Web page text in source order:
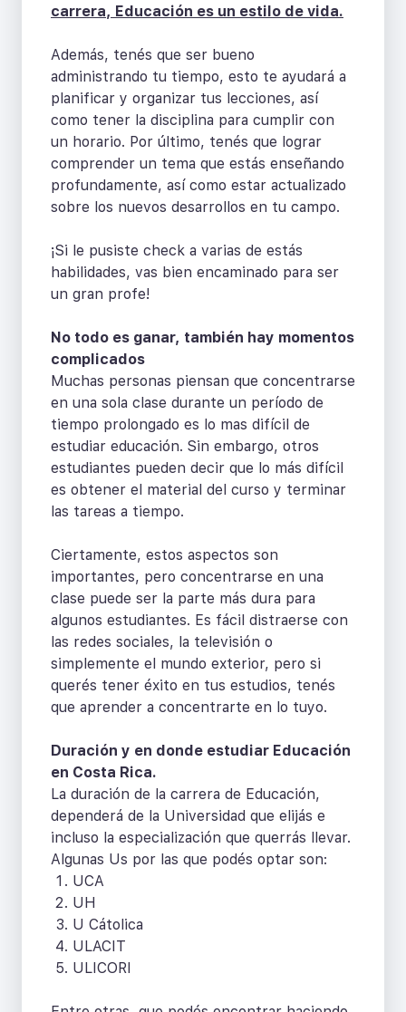
carrera, Educación es un estilo de vida.
Además, tenés que ser bueno
administrando tu tiempo, esto te ayudará a
planificar y organizar tus lecciones, así
como tener la disciplina para cumplir con
un horario. Por último, tenés que lograr
comprender un tema que estás enseñando
profundamente, así como estar actualizado
sobre los nuevos desarrollos en tu campo.
¡Si le pusiste check a varias de estás
habilidades, vas bien encaminado para ser
un gran profe!
No todo es ganar, también hay momentos
complicados
Muchas personas piensan que concentrarse
en una sola clase durante un período de
tiempo prolongado es lo mas difícil de
estudiar educación. Sin embargo, otros
estudiantes pueden decir que lo más difícil
es obtener el material del curso y terminar
las tareas a tiempo.
Ciertamente, estos aspectos son
importantes, pero concentrarse en una
clase puede ser la parte más dura para
algunos estudiantes. Es fácil distraerse con
las redes sociales, la televisión o
simplemente el mundo exterior, pero si
querés tener éxito en tus estudios, tenés
que aprender a concentrarte en lo tuyo.
Duración y en donde estudiar Educación
en Costa Rica.
La duración de la carrera de Educación,
dependerá de la Universidad que elijás e
incluso la especialización que querrás llevar.
Algunas Us por las que podés optar son:
UCA
UH
U Cátolica
ULACIT
ULICORI